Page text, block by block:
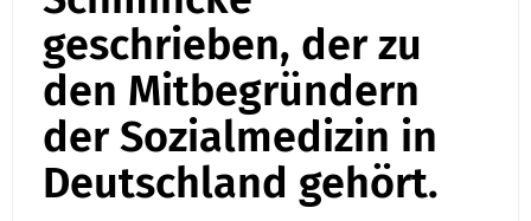
geschrieben, der zu
den Mitbegründern
der Sozialmedizin in
Deutschland gehört.